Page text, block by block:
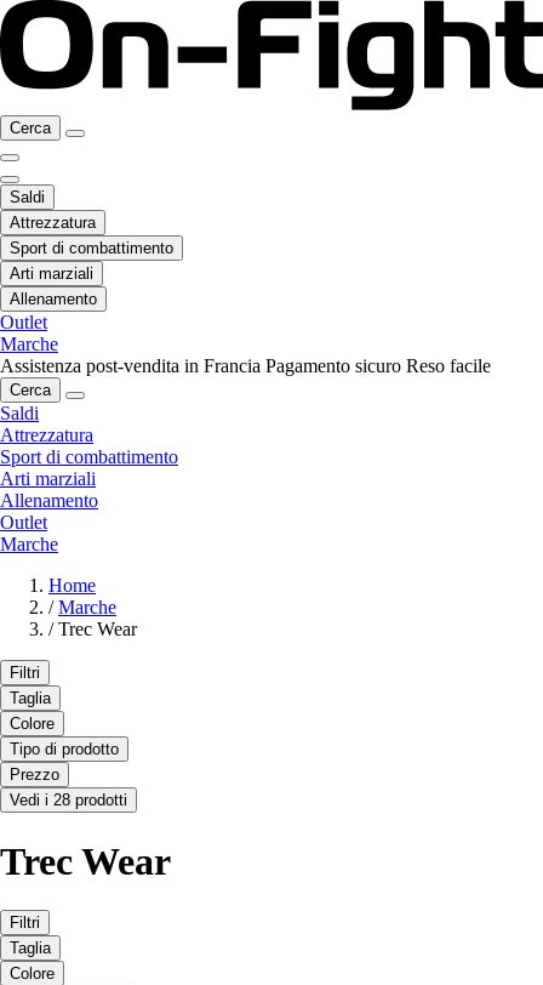
Cerca
Saldi
Attrezzatura
Sport di combattimento
Arti marziali
Allenamento
Outlet
Marche
Assistenza post-vendita in Francia Pagamento sicuro Reso facile
Cerca
Saldi
Attrezzatura
Sport di combattimento
Arti marziali
Allenamento
Outlet
Marche
Home
/ Marche
/ Trec Wear
Filtri
Taglia
Colore
Tipo di prodotto
Prezzo
Vedi i 28 prodotti
Trec Wear
Filtri
Taglia
Colore